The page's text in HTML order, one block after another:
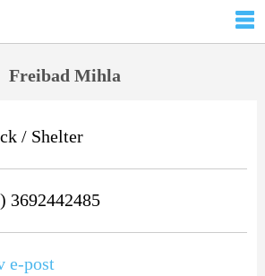
Freibad Mihla
/ Shelter
3692442485
e-post